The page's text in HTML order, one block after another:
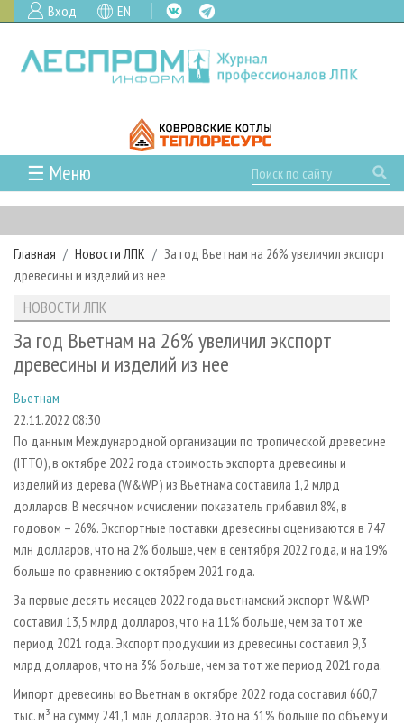
Вход EN
☰ Меню
ГЛАВНАЯ
РУБРИКИ И ТЕМЫ
РУБРИКИ ЖУРНАЛА
ЛЕСОЗАГОТОВКА
ЛЕСОПИЛЕНИЕ
СУШКА ДРЕВЕСИНЫ
ПРОИЗВОДСТВО ДРЕВЕСНЫХ ПЛИТ
ДЕРЕВЯННОЕ ДОМОСТРОЕНИЕ
ПРОИЗВОДСТВО МЕБЕЛИ
БИОЭНЕРГЕТИКА
ЦБП
ИНСТРУМЕНТ И МАТЕРИАЛЫ
НОВОСТИ
НОВОСТИ ЛПК
НОВОСТИ ЖУРНАЛА
ПРОЕКТЫ ЛПИ
АНАЛИТИКА
ПРЕДПРИЯТИЯ ЛПК
ПЕРСОНЫ
МОБИЛЬНЫЕ ВЫСТАВКИ
ОФИЦИАЛЬНЫЕ ДЕЛЕГАЦИИ
ПРИОРИТЕТНЫЕ ИНВЕСТПРОЕКТЫ
RUSSIAN FORESTRY REVIEW
ГАЗЕТА ЛЕСПРОМФОРУМ
БИБЛИОТЕКА СПЕЦИАЛИСТА
АРХИВ ЖУРНАЛОВ
О ЖУРНАЛЕ
КОНТАКТЫ
РЕКЛАМОДАТЕЛЯМ
РЕКЛАМА
РЕКЛАМА НА САЙТЕ
Главная Новости ЛПК
За год Вьетнам на 26% увеличил экспорт
древесины и изделий из нее
НОВОСТИ ЛПК
За год Вьетнам на 26% увеличил экспорт
древесины и изделий из нее
Вьетнам
22.11.2022 08:30
По данным Международной организации по тропической древесине
(ITTO), в октябре 2022 года стоимость экспорта древесины и
изделий из дерева (W&WP) из Вьетнама составила 1,2 млрд
долларов. В месячном исчислении показатель прибавил 8%, в
годовом – 26%. Экспортные поставки древесины оцениваются в 747
млн долларов, что на 2% больше, чем в сентября 2022 года, и на 19%
больше по сравнению с октябрем 2021 года.
За первые десять месяцев 2022 года вьетнамский экспорт W&WP
составил 13,5 млрд долларов, что на 11% больше, чем за тот же
период 2021 года. Экспорт продукции из древесины составил 9,3
млрд долларов, что на 3% больше, чем за тот же период 2021 года.
Импорт древесины во Вьетнам в октябре 2022 года составил 660,7
тыс. м³ на сумму 241,1 млн долларов. Это на 31% больше по объему и